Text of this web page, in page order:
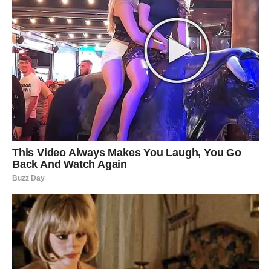
Strelac
Strelčevi danas žele ljubav bez ograničenja i
komplikacija. Umorni ste od nejasnih odnosa i konačno
želite nekoga ko zna šta oseća.
Ako ste zauzeti, partner može tražiti ozbiljniji razgovor o
budućnosti. Iako ćete u početku pokušati da izbegnete
temu, shvatićete da je vreme za iskrenost.
Slobodni Strelčevi mogli bi upoznati osobu koja unosi
potpuno novu energiju u njihov život. Susret je moguć
preko prijatelja, društvenih mreža ili tokom kraćeg